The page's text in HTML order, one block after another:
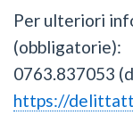
Per ulteriori
(obbligatorie):
0763.837053
https://